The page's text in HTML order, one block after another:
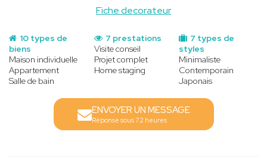
Fiche decorateur
10 types de
biens
Maison individuelle
Appartement
Salle de bain
7 types de
styles
Minimaliste
Contemporain
Japonais
7 prestations
Visite conseil
Projet complet
Home staging
ENVOYER UN MESSAGE
Réponse sous 72 heures